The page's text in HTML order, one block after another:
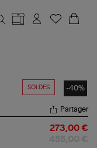
SOLDES -40%
Partager
273,00 €